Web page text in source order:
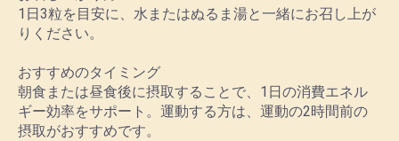
1日3粒を目安に、水またはぬるま湯と一緒にお召し上が
りください。
おすすめの​タイミング
朝食または昼食後に摂取することで、1日の消費エネル
ギー効率をサポート。運動する方は、運動の2時間前の
摂取がおすすめです。